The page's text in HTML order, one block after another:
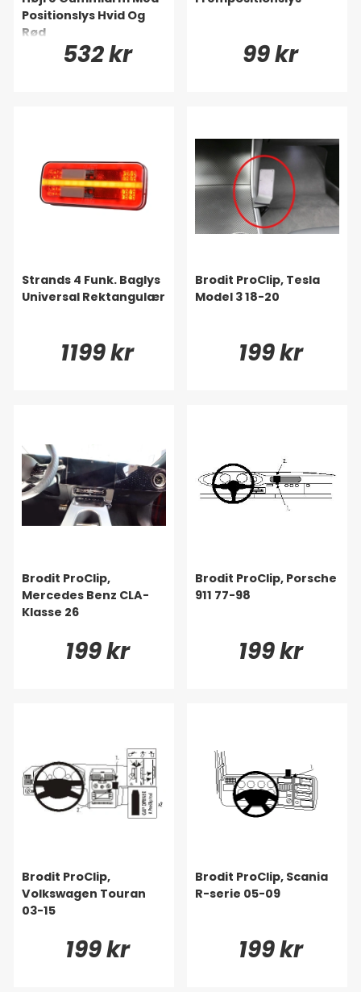
Positionslys Hvid Og
Rød
532 kr 99 kr
Strands 4 Funk. Baglys
Universal Rektangulær
1199 kr
Brodit ProClip, Tesla
Model 3 18-20
199 kr
Brodit ProClip,
Mercedes Benz CLA-
Klasse 26
199 kr
Brodit ProClip, Porsche
911 77-98
199 kr
Brodit ProClip,
Volkswagen Touran
03-15
199 kr
Brodit ProClip, Scania
R-serie 05-09
199 kr